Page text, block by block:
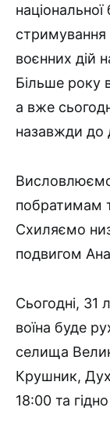
національної
стримування
воєнних дій
Більше року
а вже
назавжди до
Висловлюємо
побратимам
Схиляємо
подвигом
Сьогодні, 31
воїна буде
селища
Крушник,
18:00 та